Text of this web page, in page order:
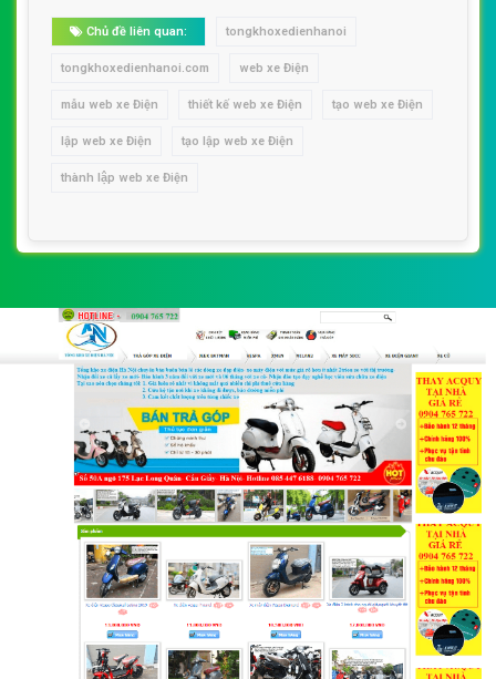
Chủ đề liên quan: tongkhoxedienhanoi
tongkhoxedienhanoi.com web xe Điện
mẫu web xe Điện thiết kế web xe Điện tạo web xe Điện
lập web xe Điện tạo lập web xe Điện
thành lập web xe Điện